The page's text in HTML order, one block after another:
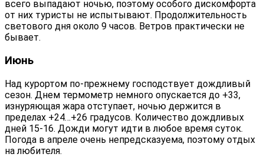
всего выпадают ночью, поэтому особого дискомфорта
от них туристы не испытывают. Продолжительность
светового дня около 9 часов. Ветров практически не
бывает.
Июнь
Над курортом по-прежнему господствует дождливый
сезон. Днем термометр немного опускается до +33,
изнуряющая жара отступает, ночью держится в
пределах +24…+26 градусов. Количество дождливых
дней 15-16. Дожди могут идти в любое время суток.
Погода в апреле очень непредсказуема, поэтому отдых
на любителя.